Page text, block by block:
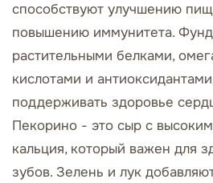
способствуют улучшению
повышению иммунитета.
растительными белками,
кислотами и
поддерживать здоровье
Пекорино - это сыр с
кальция, который важен для
зубов. Зелень и лук